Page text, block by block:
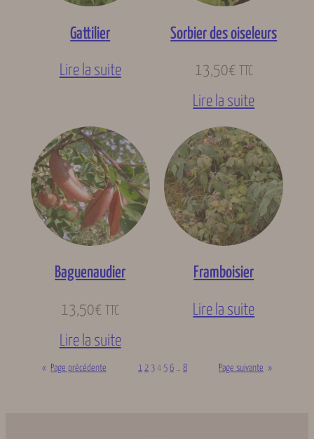
Gattilier
Lire la suite
Sorbier des oiseleurs
13,50€ TTC
Lire la suite
Baguenaudier
13,50€ TTC
Lire la suite
Framboisier
Lire la suite
« Page précédente 1 2 3 4 5 6 … 8 Page suivante »